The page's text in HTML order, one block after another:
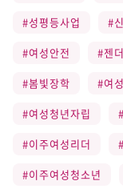
#성평등사업
#
#여성안전
#젠
#봄빛장학
#여
#여성청년자립
#이주여성리더
#이주여성청소년